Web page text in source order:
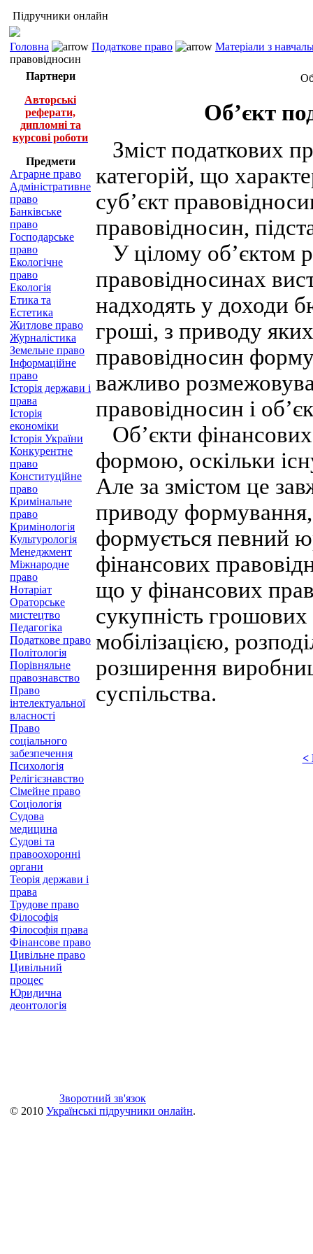
Підручники онлайн
Головна Податкове право
Матеріали з
правовідносин
Партнери
Авторські
реферати,
дипломні та
курсові роботи
Предмети
Аграрне право
Адміністративне
право
Банківське
право
Господарське
право
Екологічне
право
Екологія
Етика та
Естетика
Житлове право
Журналістика
Земельне право
Інформаційне
право
Історія держави і
права
Історія
економіки
Історія України
Конкурентне
право
Конституційне
право
Кримінальне
право
Кримінологія
Культурологія
Менеджмент
Міжнародне
право
Нотаріат
Ораторське
мистецтво
Педагогіка
Податкове право
Політологія
Порівняльне
правознавство
Право
інтелектуальної
власності
Право
соціального
забезпечення
Психологія
Релігієзнавство
Сімейне право
Соціологія
Судова
медицина
Судові та
правоохоронні
органи
Теорія держави і
права
Трудове право
Філософія
Філософія права
Фінансове право
Цивільне право
Цивільний
процес
Юридична
деонтологія
Об’єкт
Зміст податкових
категорій, що
суб’єкт
правовідносин,
У цілому об’єктом
правовідносинах
надходять у доходи
гроші, з приводу
правовідносин
важливо
правовідносин і
Об’єкти
формою, оскільки
Але за змістом це
приводу формування,
формується певний
фінансових
що у фінансових
сукупність
мобілізацією,
розширення
суспільства.
<
Зворотний зв'язок
© 2010 Українські підручники онлайн.